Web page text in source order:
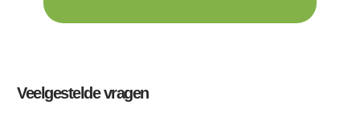
Veelgestelde vragen